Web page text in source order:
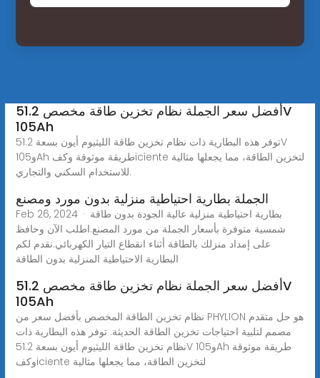
أفضل سعر الجملة نظام تخزين طاقة مخصص 51.2V
105Ah
توفر هذه البطارية ذات نظام تخزين طاقة الليثيوم أيون بسعة 51.2V
و105Ah طريقة موثوقة وكفiciente لتخزين الطاقة، مما يجعلها مثالية
للاستخدام السكني والتجاري.
الجملة بطارية احتياطية منزلية بدون مورد ومصنع
Feb 26, 2024 · بطارية احتياطية منزلية عالية الجودة بدون طاقة
شمسية متوفرة بأسعار الجملة من مورد المصنع.اطلب الآن وحافظ
على إمداد منزلك بالطاقة أثناء انقطاع التيار الكهربائي.نقدم لكم
البطارية الاحتياطية المنزلية بدون الطاقة
أفضل سعر الجملة نظام تخزين طاقة مخصص 51.2V
105Ah
نظام تخزين الطاقة المخصص بأفضل سعر من PHYLION هو حل متقدم
مصمم لتلبية احتياجات تخزين الطاقة الحديثة. توفر هذه البطارية ذات
نظام تخزين طاقة الليثيوم أيون بسعة 51.2V و105Ah طريقة موثوقة
وكفiciente لتخزين الطاقة، مما يجعلها مثالية